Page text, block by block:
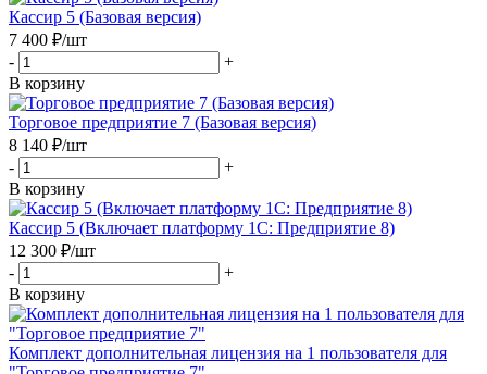
Кассир 5 (Базовая версия)
7 400 ₽/шт
-
+
В корзину
Торговое предприятие 7 (Базовая версия)
8 140 ₽/шт
-
+
В корзину
Кассир 5 (Включает платформу 1C: Предприятие 8)
12 300 ₽/шт
-
+
В корзину
Комплект дополнительная лицензия на 1 пользователя для